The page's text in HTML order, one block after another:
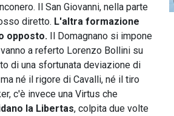
Il San Giovanni, nella parte
diretto. L'altra formazione
opposto. Il Domagnano si impone
a referto Lorenzo Bollini su
di una sfortunata deviazione di
né il rigore di Cavalli, né il tiro
c'è invece una Virtus che
la Libertas, colpita due volte